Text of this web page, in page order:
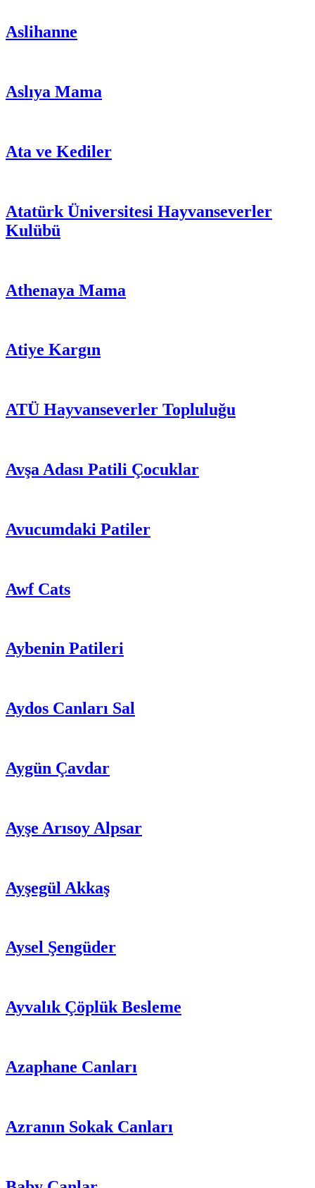
Aslihanne
Aslıya Mama
Ata ve Kediler
Atatürk Üniversitesi Hayvanseverler
Kulübü
Athenaya Mama
Atiye Kargın
ATÜ Hayvanseverler Topluluğu
Avşa Adası Patili Çocuklar
Avucumdaki Patiler
Awf Cats
Aybenin Patileri
Aydos Canları Sal
Aygün Çavdar
Ayşe Arısoy Alpsar
Ayşegül Akkaş
Aysel Şengüder
Ayvalık Çöplük Besleme
Azaphane Canları
Azranın Sokak Canları